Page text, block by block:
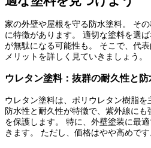
家の外壁や屋根を守る防水塗料。 そ
に特徴があります。 適切な塗料を選
が無駄になる可能性も。 そこで、代
メリットを詳しく見ていきましょう。
ウレタン塗料：抜群の耐久性と防
ウレタン塗料は、ポリウレタン樹脂
防水性と耐久性が特徴で、紫外線に
を保護します。 特に、外壁塗装に最
きます。 ただし、価格はやや高めです